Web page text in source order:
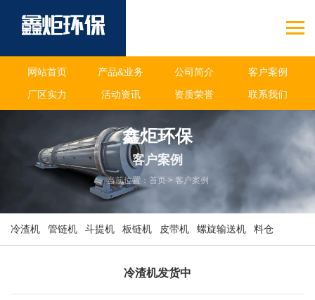
网站首页 产品&业务 公司简介
客户案例
厂区实力
活动资讯 资质荣誉 联系我们
鑫炬环保
客户案例
当前位置： 首页> 客户案例
冷渣机 管链机 斗提机 板链机 皮带机 螺旋输送机 料仓
冷渣机发货中